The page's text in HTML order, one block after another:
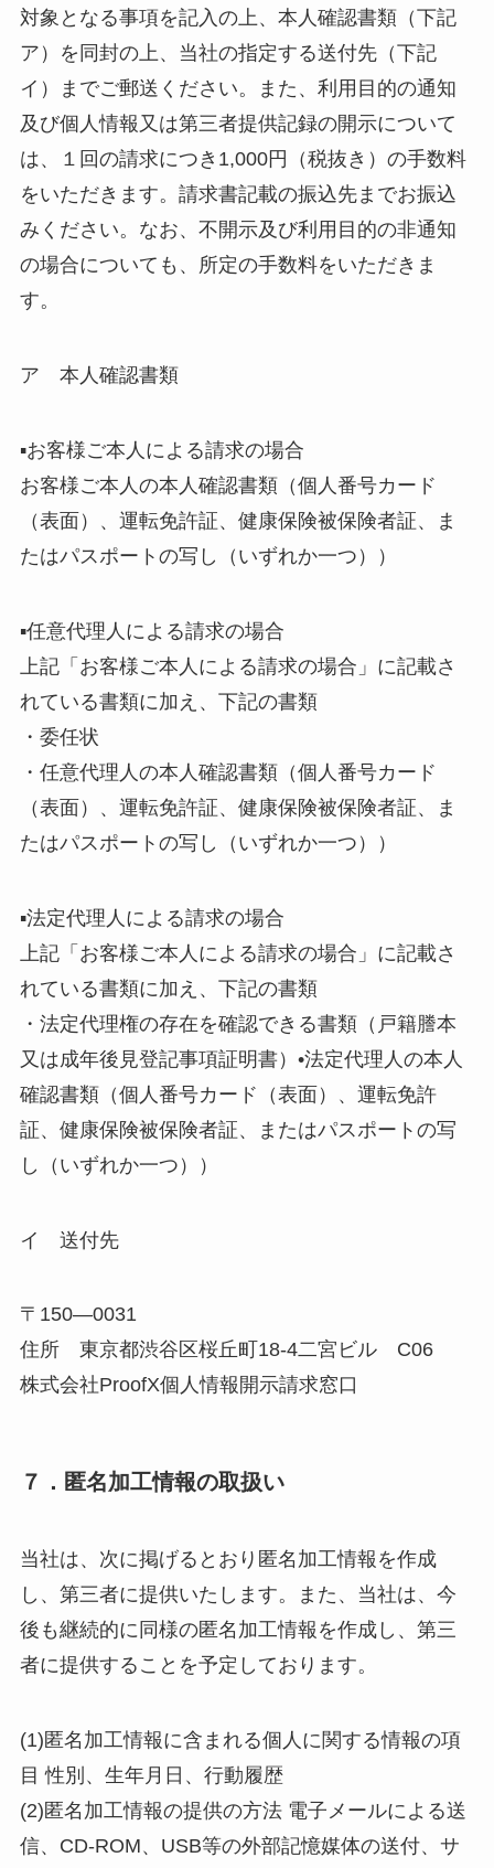
対象となる事項を記入の上、本人確認書類（下記
ア）を同封の上、当社の指定する送付先（下記
イ）までご郵送ください。また、利用目的の通知
及び個人情報又は第三者提供記録の開示について
は、１回の請求につき1,000円（税抜き）の手数料
をいただきます。請求書記載の振込先までお振込
みください。なお、不開示及び利用目的の非通知
の場合についても、所定の手数料をいただきま
す。
ア 本人確認書類
▪お客様ご本人による請求の場合
お客様ご本人の本人確認書類（個人番号カード
（表面）、運転免許証、健康保険被保険者証、ま
たはパスポートの写し（いずれか一つ））
▪任意代理人による請求の場合
上記「お客様ご本人による請求の場合」に記載さ
れている書類に加え、下記の書類
・委任状
・任意代理人の本人確認書類（個人番号カード
（表面）、運転免許証、健康保険被保険者証、ま
たはパスポートの写し（いずれか一つ））
▪法定代理人による請求の場合
上記「お客様ご本人による請求の場合」に記載さ
れている書類に加え、下記の書類
・法定代理権の存在を確認できる書類（戸籍謄本
又は成年後見登記事項証明書）•法定代理人の本人
確認書類（個人番号カード（表面）、運転免許
証、健康保険被保険者証、またはパスポートの写
し（いずれか一つ））
イ 送付先
〒150―0031
住所 東京都渋谷区桜丘町18-4二宮ビル C06
株式会社ProofX個人情報開示請求窓口
７．匿名加工情報の取扱い
当社は、次に掲げるとおり匿名加工情報を作成
し、第三者に提供いたします。また、当社は、今
後も継続的に同様の匿名加工情報を作成し、第三
者に提供することを予定しております。
(1)匿名加工情報に含まれる個人に関する情報の項
目 性別、生年月日、行動履歴
(2)匿名加工情報の提供の方法 電子メールによる送
信、CD-ROM、USB等の外部記憶媒体の送付、サ